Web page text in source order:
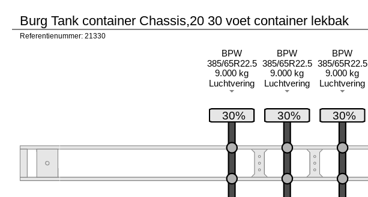
Burg Tank container Chassis,20 30 voet container lekbak
Referentienummer: 21330
BPW
385/65R22.5
9.000 kg
Luchtvering
BPW
385/65R22.5
9.000 kg
Luchtvering
BPW
385/65R22.5
9.000 kg
Luchtvering
30% 30% 30%